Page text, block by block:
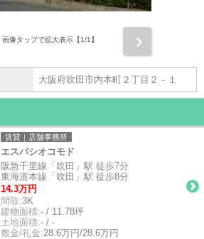
画像タップで拡大表示【1/1】
大阪府吹田市内本町２丁目２－１
賃貸｜店舗事務所
エスパシオコモド
阪急千里線「吹田」駅 徒歩7分
東海道本線「吹田」駅 徒歩8分
14.3万円
間取:3K
建物面積:- / 11.78坪
土地面積:- / -
敷金/礼金:28.6万円/28.6万円